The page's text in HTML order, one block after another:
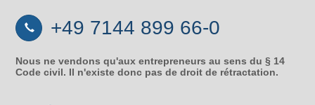
+49 7144 899 66-0
Nous ne vendons qu'aux entrepreneurs au sens du § 14
Code civil. Il n'existe donc pas de droit de rétractation.